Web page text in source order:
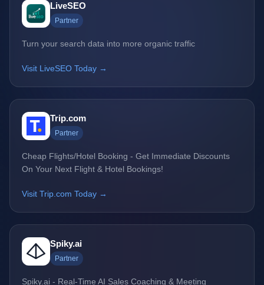
LiveSEO
Partner
Turn your search data into more organic traffic
Visit LiveSEO Today →
Trip.com
Partner
Cheap Flights/Hotel Booking - Get Immediate Discounts
On Your Next Flight & Hotel Bookings!
Visit Trip.com Today →
Spiky.ai
Partner
Spiky.ai - Real-Time AI Sales Coaching & Meeting